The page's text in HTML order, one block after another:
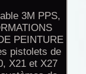
3M PPS,
PEINTURE
pistolets de
X21 et X27